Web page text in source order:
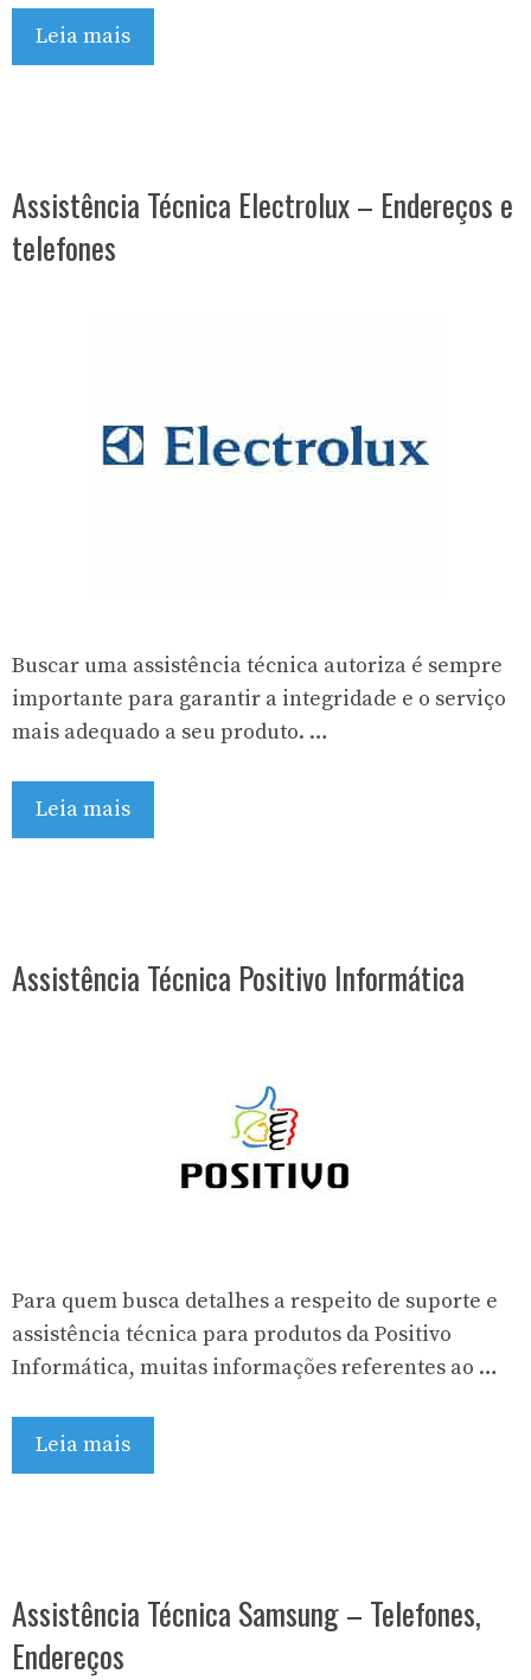
Leia mais
Assistência Técnica Electrolux – Endereços e
telefones
Buscar uma assistência técnica autoriza é sempre
importante para garantir a integridade e o serviço
mais adequado a seu produto. …
Leia mais
Assistência Técnica Positivo Informática
Para quem busca detalhes a respeito de suporte e
assistência técnica para produtos da Positivo
Informática, muitas informações referentes ao …
Leia mais
Assistência Técnica Samsung – Telefones,
Endereços